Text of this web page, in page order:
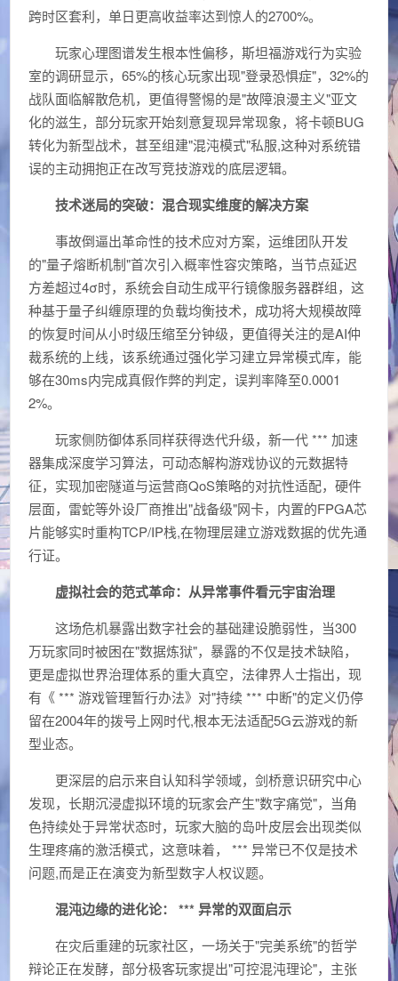
跨时区套利，单日更高收益率达到惊人的2700%。
玩家心理图谱发生根本性偏移，斯坦福游戏行为实验
室的调研显示，65%的核心玩家出现"登录恐惧症"，32%的
战队面临解散危机，更值得警惕的是"故障浪漫主义"亚文
化的滋生，部分玩家开始刻意复现异常现象，将卡顿BUG
转化为新型战术，甚至组建"混沌模式"私服,这种对系统错
误的主动拥抱正在改写竞技游戏的底层逻辑。
技术迷局的突破：混合现实维度的解决方案
事故倒逼出革命性的技术应对方案，运维团队开发
的"量子熔断机制"首次引入概率性容灾策略，当节点延迟
方差超过4σ时，系统会自动生成平行镜像服务器群组，这
种基于量子纠缠原理的负载均衡技术，成功将大规模故障
的恢复时间从小时级压缩至分钟级，更值得关注的是AI仲
裁系统的上线，该系统通过强化学习建立异常模式库，能
够在30ms内完成真假作弊的判定，误判率降至0.0001
2%。
玩家侧防御体系同样获得迭代升级，新一代 *** 加速
器集成深度学习算法，可动态解构游戏协议的元数据特
征，实现加密隧道与运营商QoS策略的对抗性适配，硬件
层面，雷蛇等外设厂商推出"战备级"网卡，内置的FPGA芯
片能够实时重构TCP/IP栈,在物理层建立游戏数据的优先通
行证。
虚拟社会的范式革命：从异常事件看元宇宙治理
这场危机暴露出数字社会的基础建设脆弱性，当300
万玩家同时被困在"数据炼狱"，暴露的不仅是技术缺陷，
更是虚拟世界治理体系的重大真空，法律界人士指出，现
有《 *** 游戏管理暂行办法》对"持续 *** 中断"的定义仍停
留在2004年的拨号上网时代,根本无法适配5G云游戏的新
型业态。
更深层的启示来自认知科学领域，剑桥意识研究中心
发现，长期沉浸虚拟环境的玩家会产生"数字痛觉"，当角
色持续处于异常状态时，玩家大脑的岛叶皮层会出现类似
生理疼痛的激活模式，这意味着， *** 异常已不仅是技术
问题,而是正在演变为新型数字人权议题。
混沌边缘的进化论： *** 异常的双面启示
在灾后重建的玩家社区，一场关于"完美系统"的哲学
辩论正在发酵，部分极客玩家提出"可控混沌理论"，主张